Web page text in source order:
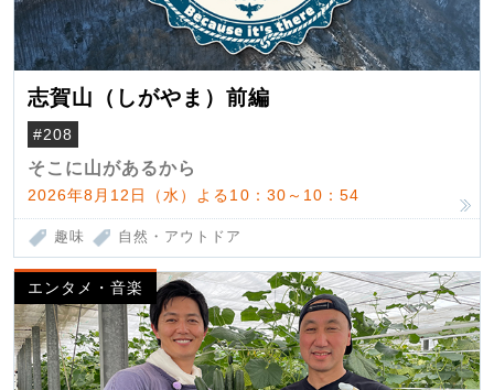
志賀山（しがやま）前編
#208
そこに山があるから
2026年8月12日（水）よる10：30～10：54
趣味 自然・アウトドア
エンタメ・音楽